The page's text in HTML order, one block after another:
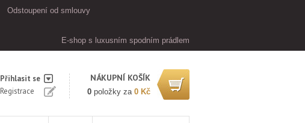
Odstoupení od smlouvy
E-shop s luxusním spodním prádlem
Přihlasit se
Registrace
NÁKUPNÍ KOŠÍK
0 položky za 0 Kč